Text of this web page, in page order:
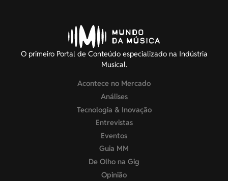
O primeiro Portal de Conteúdo especializado na Indústria
Musical.
Acontece no Mercado
Análises
Tecnologia & Inovação
Entrevistas
Eventos
Guia MM
De Olho na Gig
Opinião